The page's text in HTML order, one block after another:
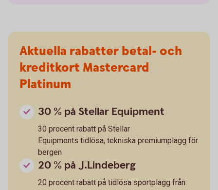
Aktuella rabatter betal- och
kreditkort Mastercard
Platinum
30 % på Stellar Equipment
30 procent rabatt på Stellar
Equipments tidlösa, tekniska premiumplagg för
bergen
20 % på J.Lindeberg
20 procent rabatt på tidlösa sportplagg från